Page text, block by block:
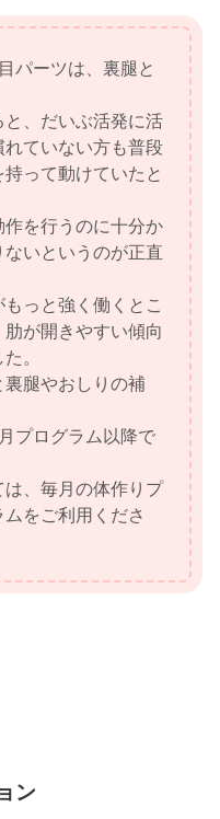
パーツは、裏腿と
、だいぶ活発に活
ていない方も普段
って動けていたと
を行うのに十分か
いというのが正直
っと強く働くとこ
が開きやすい傾向
。
腿やおしりの補
プログラム以降で
、毎月の体作りプ
をご利用くださ
ン